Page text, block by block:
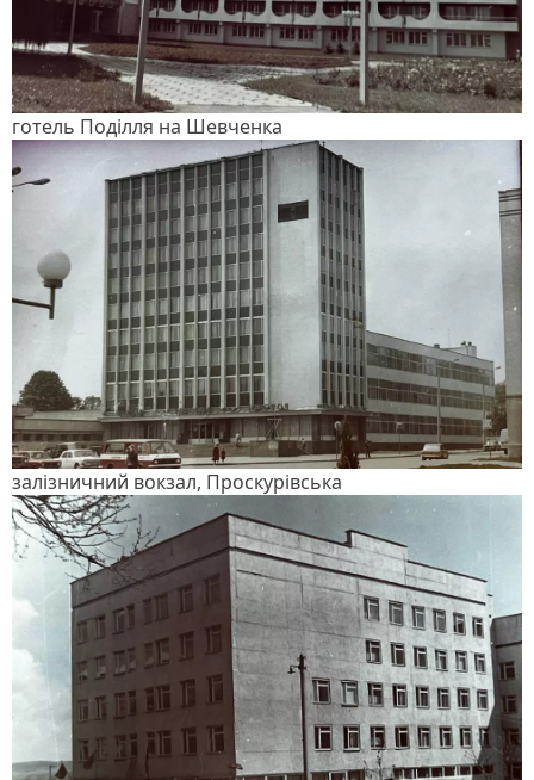
готель Поділля на Шевченка
залізничний вокзал, Проскурівська